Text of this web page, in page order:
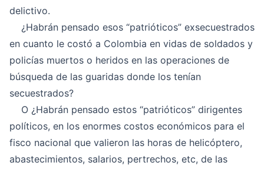
delictivo.
¿Habrán pensado esos “patrióticos” exsecuestrados
en cuanto le costó a Colombia en vidas de soldados y
policías muertos o heridos en las operaciones de
búsqueda de las guaridas donde los tenían
secuestrados?
O ¿Habrán pensado estos “patrióticos” dirigentes
políticos, en los enormes costos económicos para el
fisco nacional que valieron las horas de helicóptero,
abastecimientos, salarios, pertrechos, etc, de las